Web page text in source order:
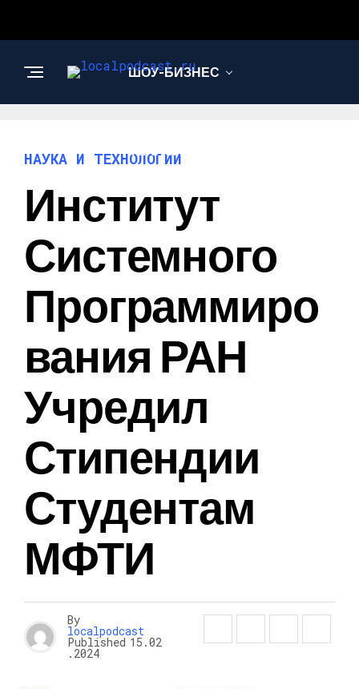
ШОУ-БИЗНЕС
ТЕХНОЛОГИИ
НАУКА И ТЕХНОЛОГИИ
Институт
Системного
Программиро
Вания РАН
Учредил
Стипендии
Студентам
МФТИ
By
localpodcast
Published 15.02
.2024